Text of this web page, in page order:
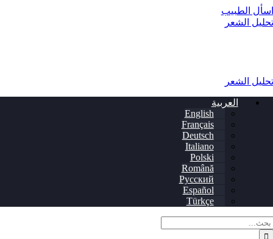
انتقل
إلى
اسأل الطبيب
تحليل الشعر
تحليل الشعر
العربية
English
Français
Deutsch
Italiano
Polski
Română
Русский
Español
Türkçe